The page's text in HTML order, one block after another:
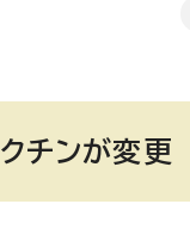
チンが変更